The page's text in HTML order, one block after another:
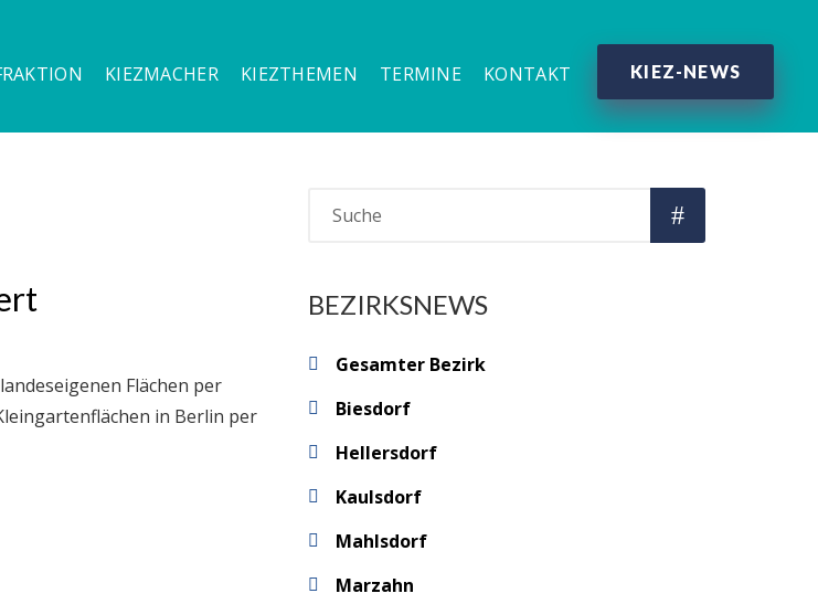
KIEZMACHER KIEZTHEMEN TERMINE KONTAKT KIEZ-NEWS
Flächen per
in Berlin per
BEZIRKSNEWS
Gesamter Bezirk
Biesdorf
Hellersdorf
Kaulsdorf
Mahlsdorf
Marzahn